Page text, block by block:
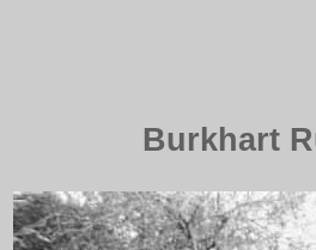
Burkhart